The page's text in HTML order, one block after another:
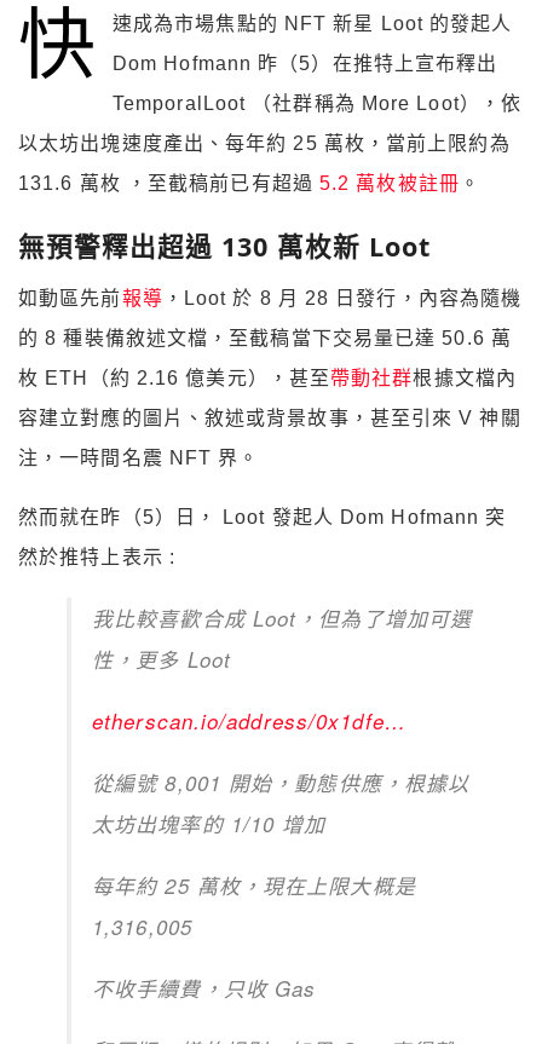
快
速成為市場焦點的 NFT 新星 Loot 的發起人
Dom Hofmann 昨（5）在推特上宣布釋出
TemporalLoot （社群稱為 More Loot），依
以太坊出塊速度產出、每年約 25 萬枚，當前上限約為
131.6 萬枚 ，至截稿前已有超過 5.2 萬枚被註冊 。
無預警釋出超過 130 萬枚新 Loot
如動區先前報導 ，Loot 於 8 月 28 日發行，內容為隨機
的 8 種裝備敘述文檔，至截稿當下交易量已達 50.6 萬
枚 ETH（約 2.16 億美元），甚至帶動社群根據文檔內
容建立對應的圖片、敘述或背景故事，甚至引來 V 神關
注，一時間名震 NFT 界。
然而就在昨（5）日， Loot 發起人 Dom Hofmann 突
然於推特上表示 :
我比較喜歡合成 Loot，但為了增加可選
性，更多 Loot
etherscan.io/address/0x1dfe…
從編號 8,001 開始，動態供應，根據以
太坊出塊率的 1/10 增加
每年約 25 萬枚，現在上限大概是
1,316,005
不收手續費，只收 Gas